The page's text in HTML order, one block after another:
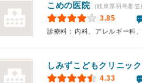
こめの医院 (岐阜県羽島郡笠
3.85
診療科：内科、アレルギー科
しみずこどもクリニック
4.33